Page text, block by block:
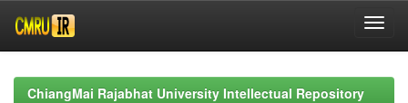
navigationChiangMai Rajabhat University Intellectual Repository